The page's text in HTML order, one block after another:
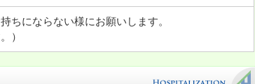
ちにならない様にお願いします。
）